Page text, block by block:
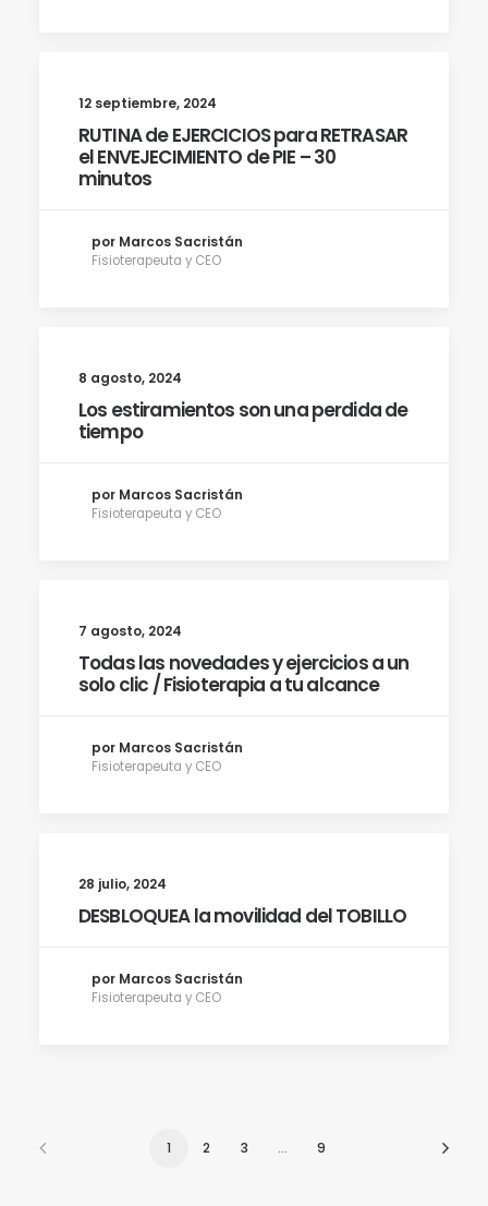
12 septiembre, 2024
RUTINA de EJERCICIOS para RETRASAR
el ENVEJECIMIENTO de PIE – 30
minutos
por Marcos Sacristán
Fisioterapeuta y CEO
8 agosto, 2024
Los estiramientos son una perdida de
tiempo
por Marcos Sacristán
Fisioterapeuta y CEO
7 agosto, 2024
Todas las novedades y ejercicios a un
solo clic / Fisioterapia a tu alcance
por Marcos Sacristán
Fisioterapeuta y CEO
28 julio, 2024
DESBLOQUEA la movilidad del TOBILLO
por Marcos Sacristán
Fisioterapeuta y CEO
1 2 3 … 9